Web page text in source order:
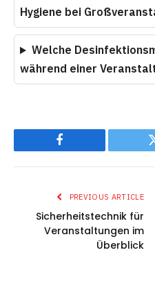
Hygiene bei
Welche
während einer
Facebook
PREVIOUS ARTICLE
Sicherheitstechnik für
Veranstaltungen im
Überblick